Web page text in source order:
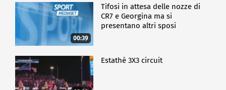
00:39
Tifosi in attesa delle nozze di
CR7 e Georgina ma si
presentano altri sposi
Estathè 3X3 circuit